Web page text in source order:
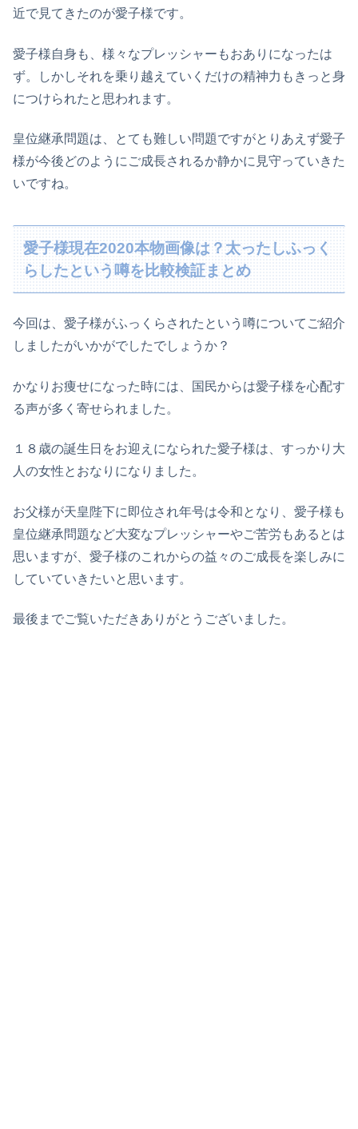
近で見てきたのが愛子様です。
愛子様自身も、様々なプレッシャーもおありになったは
ず。しかしそれを乗り越えていくだけの精神力もきっと身
につけられたと思われます。
皇位継承問題は、とても難しい問題ですがとりあえず愛子
様が今後どのようにご成長されるか静かに見守っていきた
いですね。
愛子様現在2020本物画像は？太ったしふっく
らしたという噂を比較検証まとめ
今回は、愛子様がふっくらされたという噂についてご紹介
しましたがいかがでしたでしょうか？
かなりお痩せになった時には、国民からは愛子様を心配す
る声が多く寄せられました。
１８歳の誕生日をお迎えになられた愛子様は、すっかり大
人の女性とおなりになりました。
お父様が天皇陛下に即位され年号は令和となり、愛子様も
皇位継承問題など大変なプレッシャーやご苦労もあるとは
思いますが、愛子様のこれからの益々のご成長を楽しみに
していていきたいと思います。
最後までご覧いただきありがとうございました。